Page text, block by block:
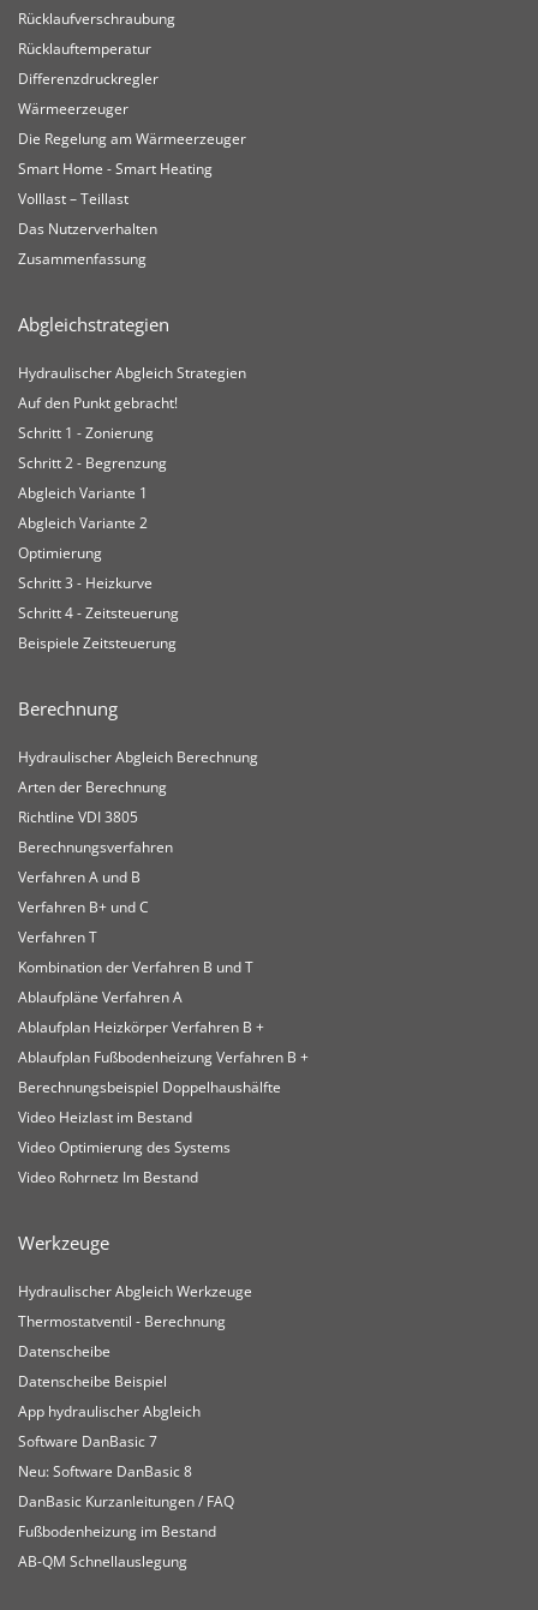
Rücklaufverschraubung
Rücklauftemperatur
Differenzdruckregler
Wärmeerzeuger
Die Regelung am Wärmeerzeuger
Smart Home - Smart Heating
Volllast – Teillast
Das Nutzerverhalten
Zusammenfassung
Abgleichstrategien
Hydraulischer Abgleich Strategien
Auf den Punkt gebracht!
Schritt 1 - Zonierung
Schritt 2 - Begrenzung
Abgleich Variante 1
Abgleich Variante 2
Optimierung
Schritt 3 - Heizkurve
Schritt 4 - Zeitsteuerung
Beispiele Zeitsteuerung
Berechnung
Hydraulischer Abgleich Berechnung
Arten der Berechnung
Richtline VDI 3805
Berechnungsverfahren
Verfahren A und B
Verfahren B+ und C
Verfahren T
Kombination der Verfahren B und T
Ablaufpläne Verfahren A
Ablaufplan Heizkörper Verfahren B +
Ablaufplan Fußbodenheizung Verfahren B +
Berechnungsbeispiel Doppelhaushälfte
Video Heizlast im Bestand
Video Optimierung des Systems
Video Rohrnetz Im Bestand
Werkzeuge
Hydraulischer Abgleich Werkzeuge
Thermostatventil - Berechnung
Datenscheibe
Datenscheibe Beispiel
App hydraulischer Abgleich
Software DanBasic 7
Neu: Software DanBasic 8
DanBasic Kurzanleitungen / FAQ
Fußbodenheizung im Bestand
AB-QM Schnellauslegung